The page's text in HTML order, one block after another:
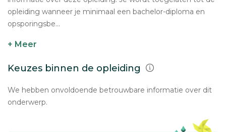
opleiding wanneer je minimaal een bachelor-diploma en
opsporingsbe...
+ Meer
Keuzes binnen de opleiding
We hebben onvoldoende betrouwbare informatie over dit
onderwerp.